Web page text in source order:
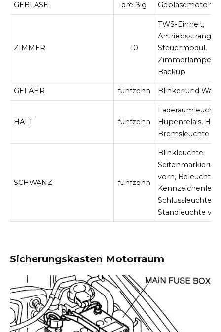
GEBLÄSE dreißig Gebläsemotor
ZIMMER 10
TWS-Einheit,
Antriebsstrang-
Steuermodul,
Zimmerlampe,
Backup
GEFAHR fünfzehn Blinker und
HALT fünfzehn
Hupenrelais,
Bremsleuchte
SCHWANZ fünfzehn
Blinkleuchte,
vorn,
Schlussleuchte,
Standleuchte
Sicherungskasten Motorraum